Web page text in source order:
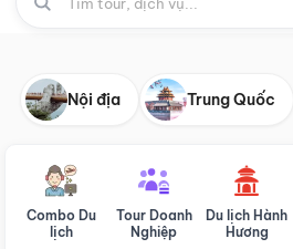
Nội địa Trung Quốc
Combo Du
lịch
Tour Doanh
Nghiệp
Du lịch Hành
Hương